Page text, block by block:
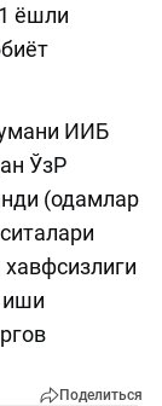
ёшли
ИИБ
ЎзР
(одамлар
иши
Поделиться